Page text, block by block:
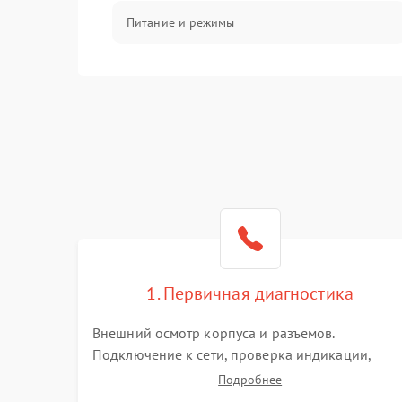
Питание и режимы
1. Первичная диагностика
Внешний осмотр корпуса и разъемов.
Подключение к сети, проверка индикации,
звуковых сигналов и кодов ошибок. Измерение
Подробнее